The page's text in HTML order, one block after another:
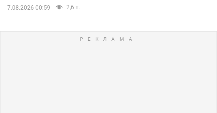
7.08.2026 00:59 2,6 т.